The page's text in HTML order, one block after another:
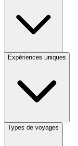
Expériences uniques
Types de voyages